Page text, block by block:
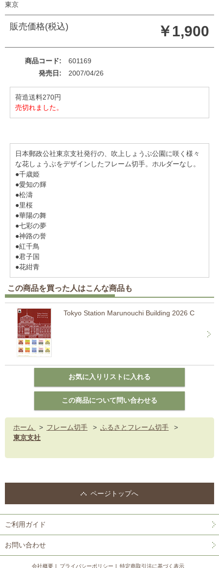
東京
販売価格(税込) ￥1,900
商品コード
601169
発売日
2007/04/26
荷造送料270円
売切れました。
日本郵政公社東京支社発行の、吹上しょうぶ公園に咲く様々
な花しょうぶをデザインしたフレーム切手。ホルダーなし。
●千歳姫
●愛知の輝
●松濤
●里桜
●華陽の舞
●七彩の夢
●神路の誉
●紅千鳥
●君子国
●花紺青
この商品を買った人はこんな商品も
Tokyo Station Marunouchi Building 2026 C
ホーム > フレーム切手 > ふるさとフレーム切手
>
東京支社
ページトップへ
ご利用ガイド
お問い合わせ
会社概要 プライバシーポリシー 特定商取引法に基づく表示